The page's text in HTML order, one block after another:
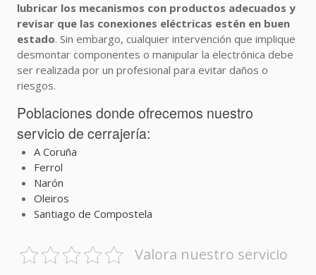
lubricar los mecanismos con productos adecuados y
revisar que las conexiones eléctricas estén en buen
estado. Sin embargo, cualquier intervención que implique
desmontar componentes o manipular la electrónica debe
ser realizada por un profesional para evitar daños o
riesgos.
Poblaciones donde ofrecemos nuestro
servicio de cerrajería:
A Coruña
Ferrol
Narón
Oleiros
Santiago de Compostela
Valora nuestro servicio